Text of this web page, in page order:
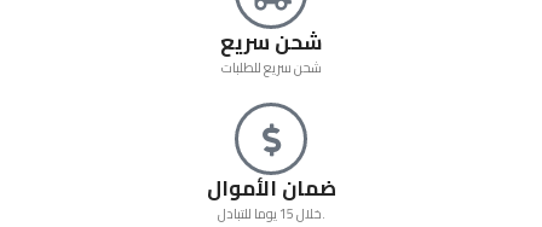
شحن سريع
شحن سريع للطلبات
ضمان الأموال
خلال 15 يوما للتبادل.